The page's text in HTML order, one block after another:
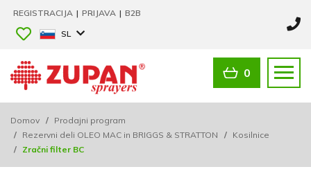
REGISTRACIJA | PRIJAVA | B2B
SL
0
Domov / Prodajni program
/ Rezervni deli OLEO MAC in BRIGGS & STRATTON / Kosilnice
/ Zračni filter BC